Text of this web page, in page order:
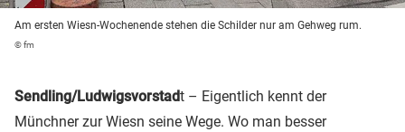
Am ersten Wiesn-Wochenende stehen die Schilder nur am Gehweg rum.
© fm
Sendling/Ludwigsvorstadt – Eigentlich kennt der
Münchner zur Wiesn seine Wege. Wo man besser